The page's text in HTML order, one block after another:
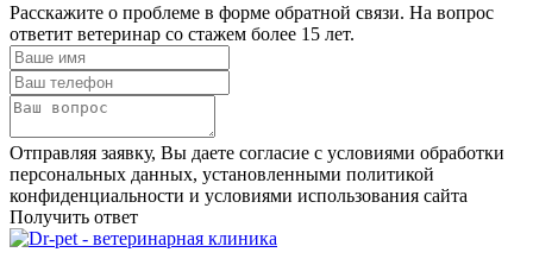
Расскажите о проблеме в форме обратной связи. На вопрос
ответит ветеринар со стажем более 15 лет.
Отправляя заявку, Вы даете согласие с условиями обработки
персональных данных, установленными политикой
конфиденциальности и условиями использования сайта
Получить ответ